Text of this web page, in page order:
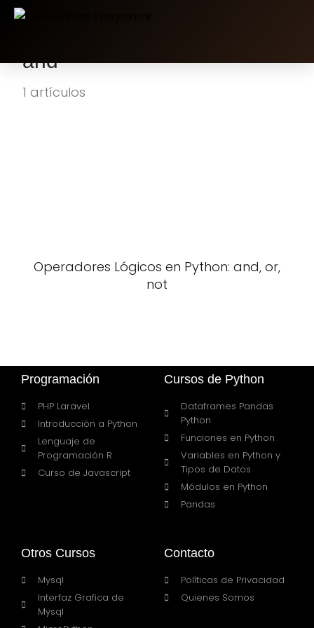
and
1 artículos
Operadores Lógicos en Python: and, or,
not
Programación
PHP Laravel
Introducción a Python
Lenguaje de
Programación R
Curso de Javascript
Cursos de Python
Dataframes Pandas
Python
Funciones en Python
Variables en Python y
Tipos de Datos
Módulos en Python
Pandas
Otros Cursos
Mysql
Interfaz Grafica de
Mysql
Contacto
Políticas de Privacidad
Quienes Somos